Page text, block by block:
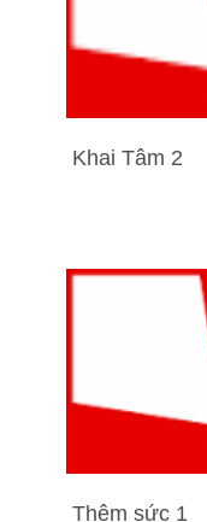
Khai Tâm 2
Thêm sức 1